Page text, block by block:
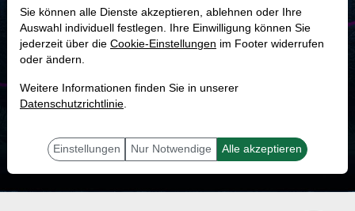
Umsatz 2,43 Mrd. USD
60.4 %
mit dieser Aktie erfolgreich sein.
Sie können alle Dienste akzeptieren, ablehnen oder Ihre
Auswahl individuell festlegen. Ihre Einwilligung können Sie
jederzeit über die Cookie-Einstellungen im Footer widerrufen
oder ändern.
Weitere Informationen finden Sie in unserer
Datenschutzrichtlinie.
Einstellungen Nur Notwendige Alle akzeptieren